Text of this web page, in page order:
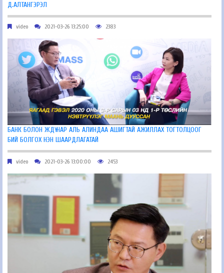
Д.АЛТАНГЭРЭЛ
video 2021-03-26 13:25:00 2383
БАНК БОЛОН ЖДҮ НАР АЛЬ АЛИНДАА АШИГТАЙ АЖИЛЛАХ ТОГТОЛЦООГ
БИЙ БОЛГОХ НЭН ШААРДЛАГАТАЙ
video 2021-03-26 13:00:00 2453